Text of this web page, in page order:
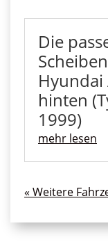
Die
hinten
1999)
mehr lesen